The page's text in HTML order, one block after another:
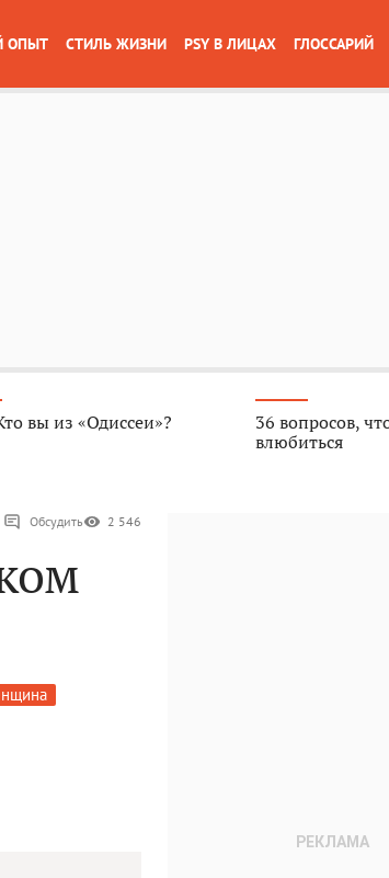
ОПЫТ СТИЛЬ ЖИЗНИ PSY В ЛИЦАХ ГЛОССАРИЙ
вы из «Одиссеи»?
36 вопросов,
влюбиться
Обсудить 2 546